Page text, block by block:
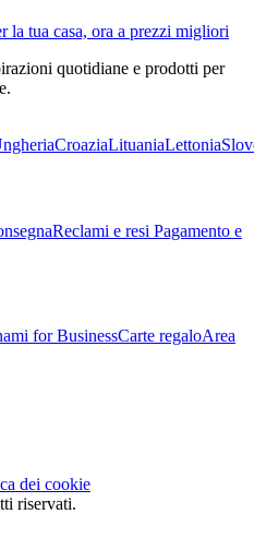
la tua casa, ora a prezzi migliori
quotidiane e prodotti per
CroaziaLituaniaLettonia
Reclami e resi Pagamento e
for BusinessCarte regaloArea
dei cookie
riservati.